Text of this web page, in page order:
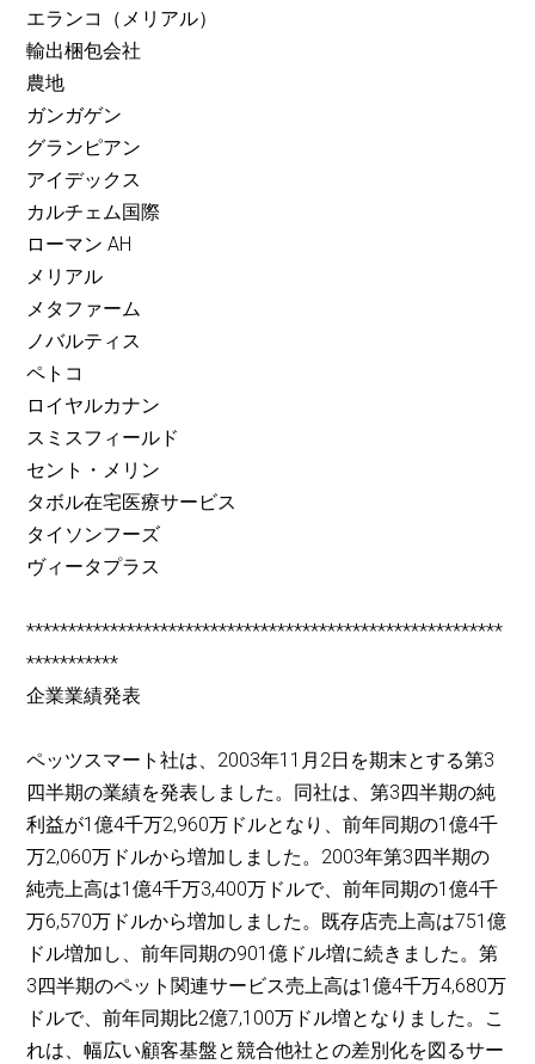
エランコ（メリアル）
輸出梱包会社
農地
ガンガゲン
グランピアン
アイデックス
カルチェム国際
ローマン AH
メリアル
メタファーム
ノバルティス
ペトコ
ロイヤルカナン
スミスフィールド
セント・メリン
タボル在宅医療サービス
タイソンフーズ
ヴィータプラス
*********************************************************
***********
企業業績発表
ペッツスマート社は、2003年11月2日を期末とする第3
四半期の業績を発表しました。同社は、第3四半期の純
利益が1億4千万2,960万ドルとなり、前年同期の1億4千
万2,060万ドルから増加しました。2003年第3四半期の
純売上高は1億4千万3,400万ドルで、前年同期の1億4千
万6,570万ドルから増加しました。既存店売上高は751億
ドル増加し、前年同期の901億ドル増に続きました。第
3四半期のペット関連サービス売上高は1億4千万4,680万
ドルで、前年同期比2億7,100万ドル増となりました。こ
れは、幅広い顧客基盤と競合他社との差別化を図るサー